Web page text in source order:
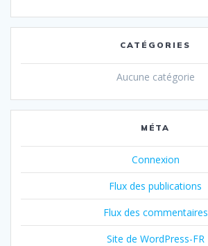
CATÉGORIES
Aucune catégorie
MÉTA
Connexion
Flux des publications
Flux des commentaires
Site de WordPress-FR